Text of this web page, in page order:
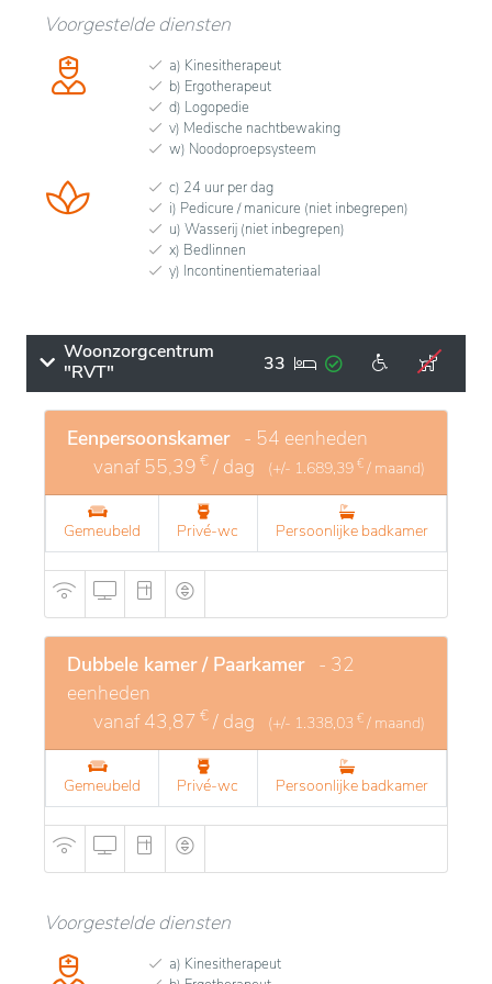
Voorgestelde diensten
a) Kinesitherapeut
b) Ergotherapeut
d) Logopedie
v) Medische nachtbewaking
w) Noodoproepsysteem
c) 24 uur per dag
i) Pedicure / manicure (niet inbegrepen)
u) Wasserij (niet inbegrepen)
x) Bedlinnen
y) Incontinentiemateriaal
Woonzorgcentrum
"RVT"
33
Eenpersoonskamer - 54 eenheden
vanaf 55,39 € / dag (+/- 1.689,39 € / maand)
Gemeubeld Privé-wc Persoonlijke badkamer
Dubbele kamer / Paarkamer - 32
eenheden
vanaf43,87 € / dag (+/- 1.338,03 € / maand)
Gemeubeld Privé-wc Persoonlijke badkamer
Voorgestelde diensten
a) Kinesitherapeut